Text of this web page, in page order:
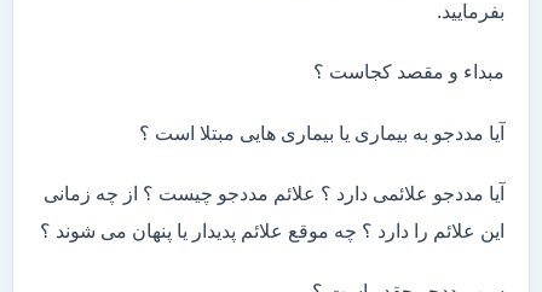
بفرمایید.
مبداء و مقصد کجاست ؟
آیا مددجو به بیماری یا بیماری هایی مبتلا است ؟
آیا مددجو علائمی دارد ؟ علائم مددجو چیست ؟ از چه زمانی
این علائم را دارد ؟ چه موقع علائم پدیدار یا پنهان می شوند ؟